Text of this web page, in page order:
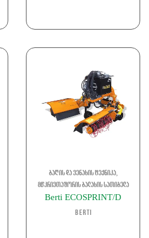
ბაღის და ვენახის ტექნიკა,
მწკრივთაშორის ბალახის სათიბელა
Berti ECOSPRINT/D
Berti